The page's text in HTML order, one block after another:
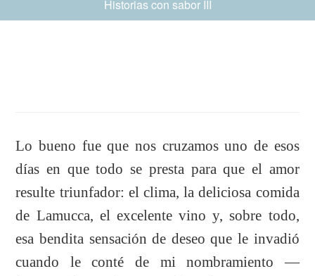
Historias con sabor III
Lo bueno fue que nos cruzamos uno de esos
días en que todo se presta para que el amor
resulte triunfador: el clima, la deliciosa comida
de Lamucca, el excelente vino y, sobre todo,
esa bendita sensación de deseo que le invadió
cuando le conté de mi nombramiento —